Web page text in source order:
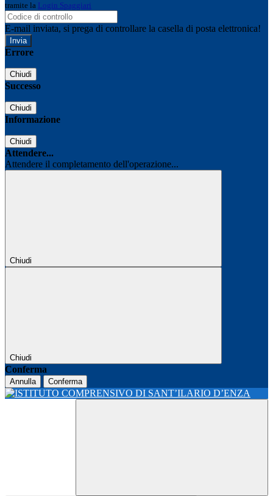
tramite la Login Spaggiari
E-mail inviata, si prega di controllare la casella di posta elettronica!
Errore
Chiudi
Successo
Chiudi
Informazione
Chiudi
Attendere...
Attendere il completamento dell'operazione...
Chiudi
Chiudi
Conferma
Annulla Conferma